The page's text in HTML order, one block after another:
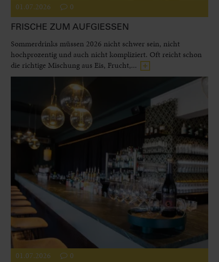
01.07.2026 0
FRISCHE ZUM AUFGIESSEN
Sommerdrinks müssen 2026 nicht schwer sein, nicht
hochprozentig und auch nicht kompliziert. Oft reicht schon
die richtige Mischung aus Eis, Frucht,...
01.07.2026 0